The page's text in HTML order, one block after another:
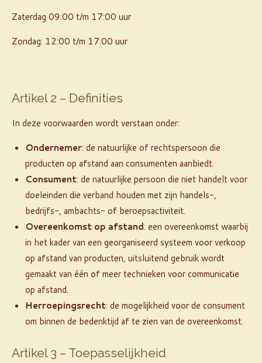
Zaterdag 09:00 t/m 17:00 uur
Zondag: 12:00 t/m 17:00 uur
Artikel 2 – Definities
In deze voorwaarden wordt verstaan onder:
Ondernemer: de natuurlijke of rechtspersoon die
producten op afstand aan consumenten aanbiedt.
Consument: de natuurlijke persoon die niet handelt voor
doeleinden die verband houden met zijn handels-,
bedrijfs-, ambachts- of beroepsactiviteit.
Overeenkomst op afstand: een overeenkomst waarbij
in het kader van een georganiseerd systeem voor verkoop
op afstand van producten, uitsluitend gebruik wordt
gemaakt van één of meer technieken voor communicatie
op afstand.
Herroepingsrecht: de mogelijkheid voor de consument
om binnen de bedenktijd af te zien van de overeenkomst.
Artikel 3 – Toepasselijkheid